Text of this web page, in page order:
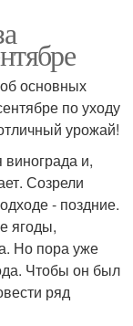
основных
по уходу
урожай!
винограда и,
Созрели
- поздние.
ягоды,
Но пора уже
Чтобы он был
ряд